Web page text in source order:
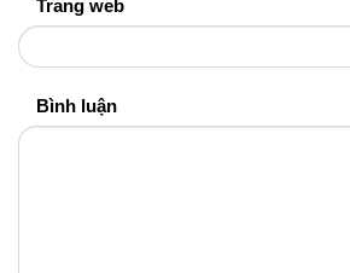
Trang web
Bình luận